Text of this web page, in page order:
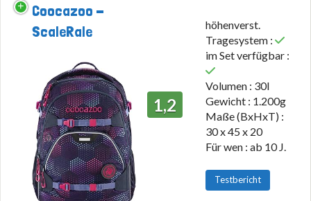
Coocazoo -
ScaleRale
1,2
höhenverst.
Tragesystem :
im Set verfügbar :
Volumen : 30l
Gewicht : 1.200g
Maße (BxHxT) :
30 x 45 x 20
Für wen : ab 10 J.
Testbericht